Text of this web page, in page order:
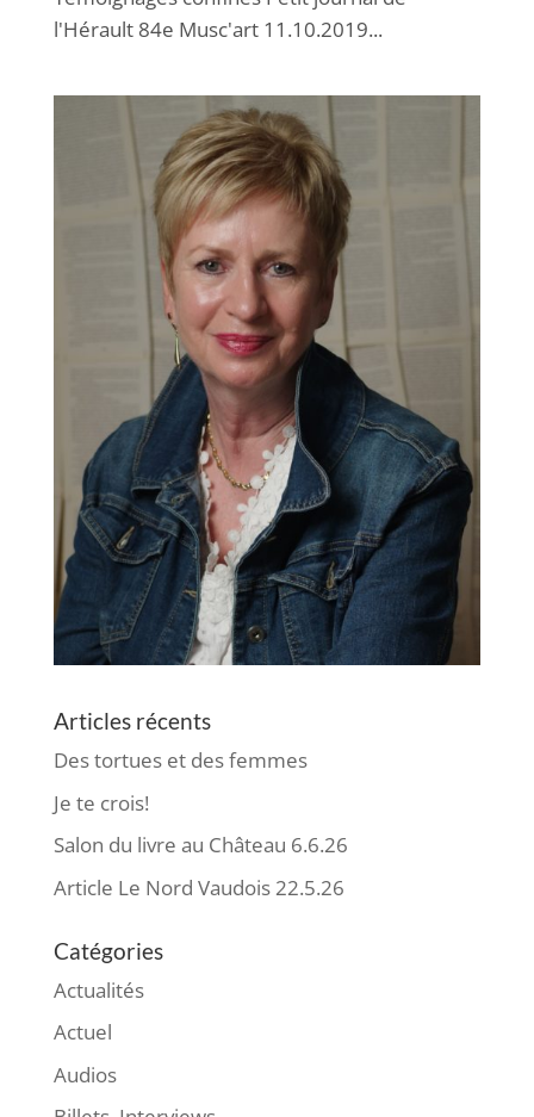
l'Hérault 84e Musc'art 11.10.2019...
Articles récents
Des tortues et des femmes
Je te crois!
Salon du livre au Château 6.6.26
Article Le Nord Vaudois 22.5.26
Catégories
Actualités
Actuel
Audios